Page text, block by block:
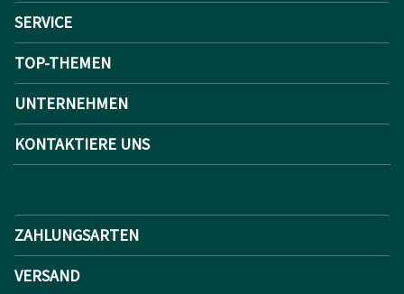
SERVICE
TOP-THEMEN
UNTERNEHMEN
KONTAKTIERE UNS
ZAHLUNGSARTEN
VERSAND